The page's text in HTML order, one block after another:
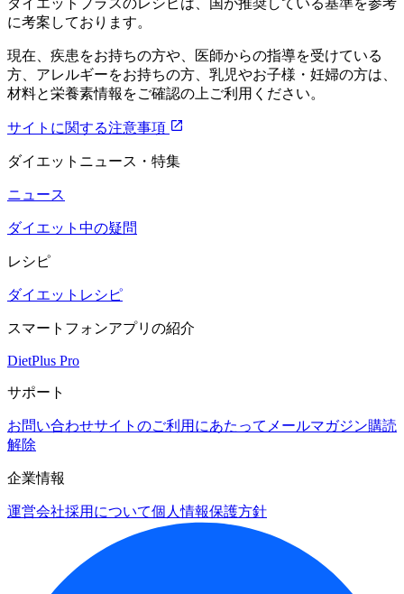
ダイエットプラスのレシピは、国が推奨している基準を参考
に考案しております。
現在、疾患をお持ちの方や、医師からの指導を受けている
方、アレルギーをお持ちの方、乳児やお子様・妊婦の方は、
材料と栄養素情報をご確認の上ご利用ください。
サイトに関する注意事項
ダイエットニュース・特集
ニュース
ダイエット中の疑問
レシピ
ダイエットレシピ
スマートフォンアプリの紹介
DietPlus Pro
サポート
お問い合わせサイトのご利用にあたって メールマガジン購読
解除
企業情報
運営会社採用について個人情報保護方針